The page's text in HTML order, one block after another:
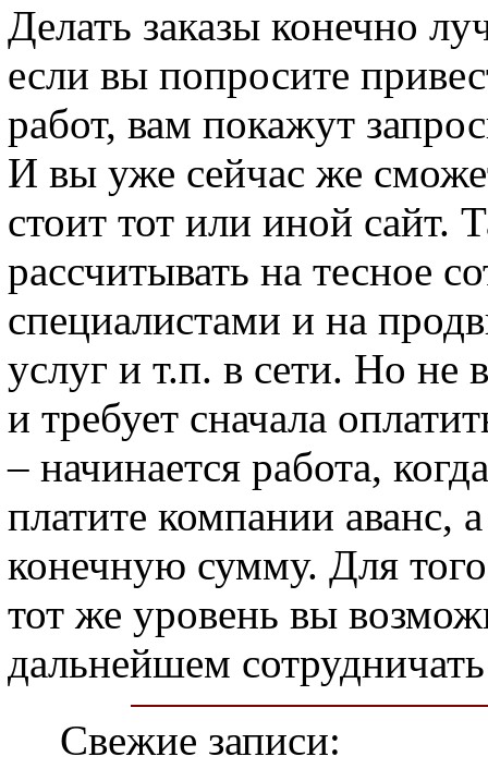
Делать заказы конечно
если вы попросите
работ, вам покажут
И вы уже сейчас же
стоит тот или иной сайт.
рассчитывать на тесное
специалистами и на
услуг и т.п. в сети. Но не
и требует сначала
– начинается работа,
платите компании аванс,
конечную сумму. Для
тот же уровень вы
дальнейшем
Свежие записи: